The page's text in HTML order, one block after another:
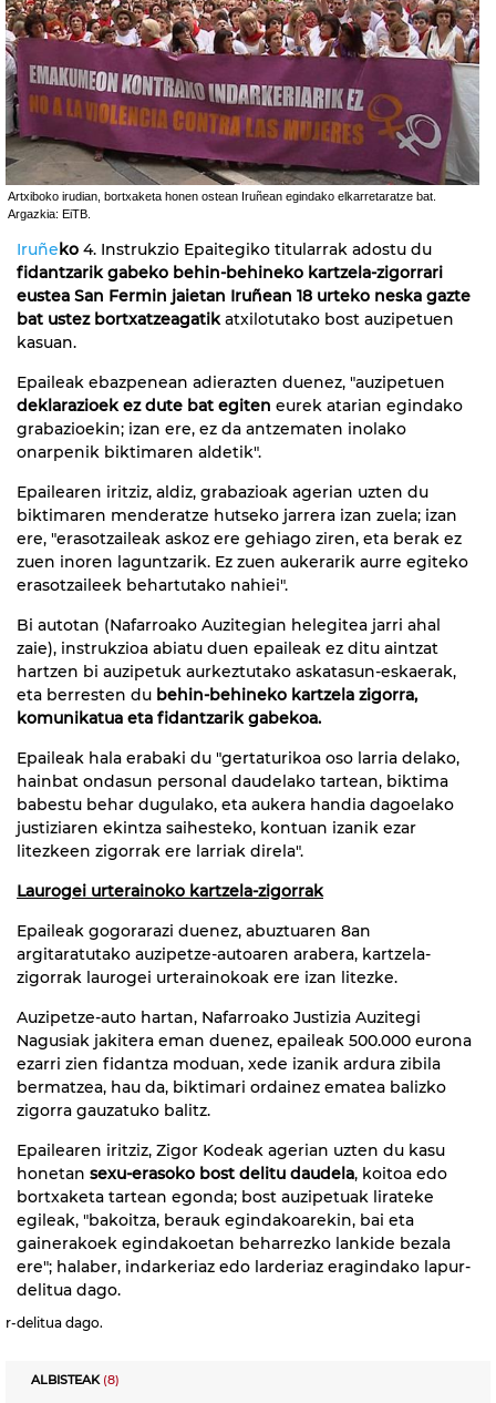
Artxiboko irudian, bortxaketa honen ostean Iruñean egindako elkarretaratze bat.
Argazkia: EiTB.
Iruñeko 4. Instrukzio Epaitegiko titularrak adostu du
fidantzarik gabeko behin-behineko kartzela-zigorrari
eustea San Fermin jaietan Iruñean 18 urteko neska gazte
bat ustez bortxatzeagatikatxilotutako bost auzipetuen
kasuan.
Epaileak ebazpenean adierazten duenez, "auzipetuen
deklarazioek ez dute bat egiten eurek atarian egindako
grabazioekin; izan ere, ez da antzematen inolako
onarpenik biktimaren aldetik".
Epailearen iritziz, aldiz, grabazioak agerian uzten du
biktimaren menderatze hutseko jarrera izan zuela; izan
ere, "erasotzaileak askoz ere gehiago ziren, eta berak ez
zuen inoren laguntzarik. Ez zuen aukerarik aurre egiteko
erasotzaileek behartutako nahiei".
Bi autotan (Nafarroako Auzitegian helegitea jarri ahal
zaie), instrukzioa abiatu duen epaileak ez ditu aintzat
hartzen bi auzipetuk aurkeztutako askatasun-eskaerak,
eta berresten du behin-behineko kartzela zigorra,
komunikatua eta fidantzarik gabekoa.
Epaileak hala erabaki du "gertaturikoa oso larria delako,
hainbat ondasun personal daudelako tartean, biktima
babestu behar dugulako, eta aukera handia dagoelako
justiziaren ekintza saihesteko, kontuan izanik ezar
litezkeen zigorrak ere larriak direla".
Laurogei urterainoko kartzela-zigorrak
Epaileak gogorarazi duenez, abuztuaren 8an
argitaratutako auzipetze-autoaren arabera, kartzela-
zigorrak laurogei urterainokoak ere izan litezke.
Auzipetze-auto hartan, Nafarroako Justizia Auzitegi
Nagusiak jakitera eman duenez, epaileak 500.000 eurona
ezarri zien fidantza moduan, xede izanik ardura zibila
bermatzea, hau da, biktimari ordainez ematea balizko
zigorra gauzatuko balitz.
Epailearen iritziz, Zigor Kodeak agerian uzten du kasu
honetan sexu-erasoko bost delitu daudela, koitoa edo
bortxaketa tartean egonda; bost auzipetuak lirateke
egileak, "bakoitza, berauk egindakoarekin, bai eta
gainerakoek egindakoetan beharrezko lankide bezala
ere"; halaber, indarkeriaz edo larderiaz eragindako lapur-
delitua dago.
r-delitua dago.
ALBISTEAK(8)